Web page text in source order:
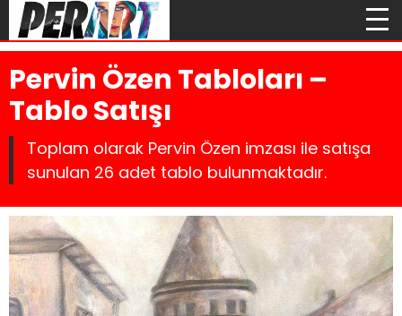
Pervin Özen Tabloları –
Tablo Satışı
Toplam olarak Pervin Özen imzası ile satışa
sunulan 26 adet tablo bulunmaktadır.